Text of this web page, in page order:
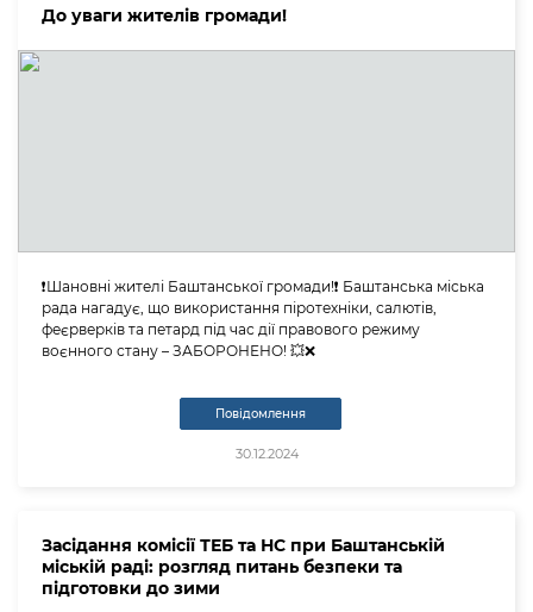
До уваги жителів громади!
❗️Шановні жителі Баштанської громади!❗️ Баштанська міська
рада нагадує, що використання піротехніки, салютів,
феєрверків та петард під час дії правового режиму
воєнного стану – ЗАБОРОНЕНО! 💥❌️
Повідомлення
30.12.2024
Засідання комісії ТЕБ та НС при Баштанській
міській раді: розгляд питань безпеки та
підготовки до зими